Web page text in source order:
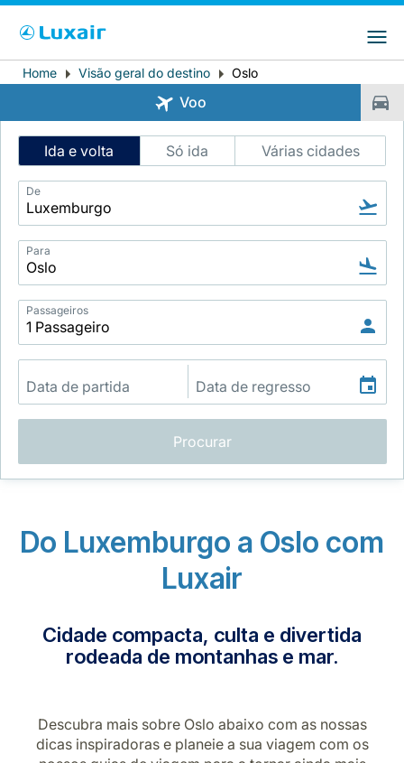
LuxairTours
LuxairGroup
País de residência Preferred language
Português
Breadcrumb
Home Visão geral do destino Oslo
Voo
Intelligent
Flight
Search
Ida e volta Só ida Várias cidades
De
Para
Passageiros
Procurar
Do Luxemburgo a Oslo com
Luxair
Cidade compacta, culta e divertida
rodeada de montanhas e mar.
Descubra mais sobre Oslo abaixo com as nossas
dicas inspiradoras e planeie a sua viagem com os